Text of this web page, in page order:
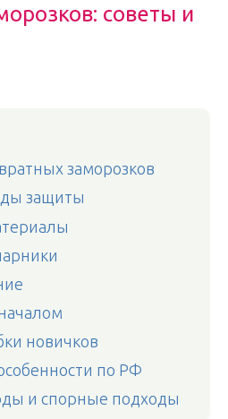
советы и
заморозков
защиты
новичков
по РФ
и спорные подходы